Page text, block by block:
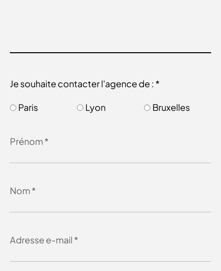
Je souhaite contacter l'agence de : *
Paris Lyon Bruxelles